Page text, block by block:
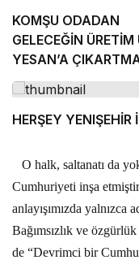
KOMŞU ODADAN
GELECEĞİN ÜRETİM
YESAN’A
HERŞEY YENIŞEHİR
O halk, saltanatı da
Cumhuriyeti inşa
anlayışımızda
Bağımsızlık ve
de “Devrimci bir